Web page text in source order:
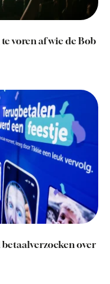
voren af wie de Bob
over